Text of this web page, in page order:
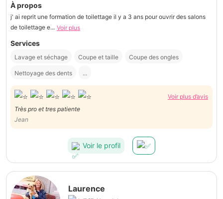
À propos
j' ai reprit une formation de toilettage il y a 3 ans pour ouvrir des salons
de toilettage e... Voir plus
Services
Lavage et séchage Coupe et taille Coupe des ongles
Nettoyage des dents ...
Voir plus d’avis
Très pro et tres patiente
Jean
Voir le profil
Laurence